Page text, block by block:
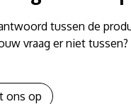
tussen de
vraag er niet
ons op